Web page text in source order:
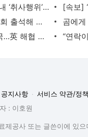
[단독] 큰 산불에도 국립공원 내 ‘취사행위’ 줄지 않아…‘흡연자’는 대폭 감소
송언석 “‘김현지가 뭐길래’? 국회 출석해 답해야”
125명 고무보트 매달려 밀입국…英 해협 흔드는 中-인신매매 커넥션
공지사항
서비스 약관/정책
: 이호원
제공사 또는 글쓴이에 있